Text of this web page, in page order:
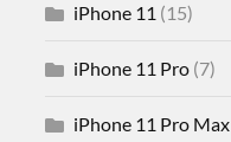
iPhone 11 (15)
iPhone 11 Pro (7)
iPhone 11 Pro Max